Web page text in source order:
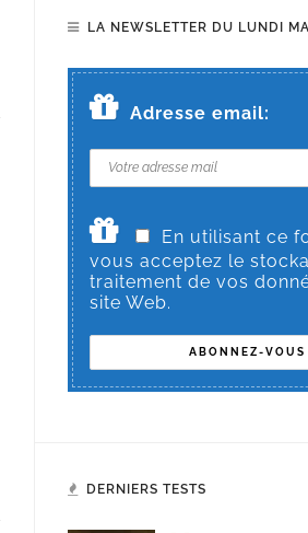
LA NEWSLETTER DU LUNDI
Adresse email:
En utilisant ce
vous acceptez le
traitement de vos
site Web.
DERNIERS TESTS